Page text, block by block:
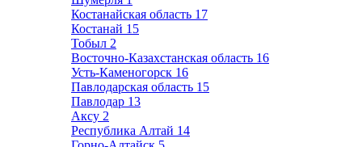
Костанайская область 17
Костанай 15
Тобыл 2
Восточно-Казахстанская область 16
Усть-Каменогорск 16
Павлодарская область 15
Павлодар 13
Аксу 2
Республика Алтай 14